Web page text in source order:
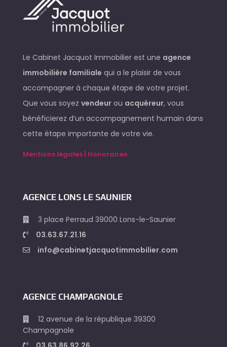
Le Cabinet Jacquot Immobilier est une agence
immobilière familiale qui a le plaisir de vous
accompagner à chaque étape de votre projet.
Que vous soyez vendeur ou acquéreur, vous
bénéficierez d’un accompagnement humain dans
cette étape importante de votre vie.
Mentions légales | Honoraires
AGENCE LONS LE SAUNIER
3 place Perraud 39000 Lons-le-Saunier
03.63.67.21.16
info@cabinetjacquotimmobilier.com
AGENCE CHAMPAGNOLE
12 avenue de la république 39300
Champagnole